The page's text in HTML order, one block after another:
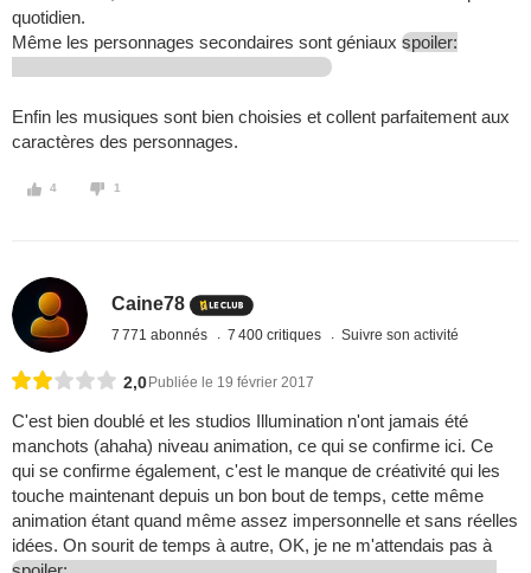
quotidien.
Même les personnages secondaires sont géniaux spoiler:
Enfin les musiques sont bien choisies et collent parfaitement aux
caractères des personnages.
4 1
Caine78
7 771 abonnés 7 400 critiques Suivre son activité
2,0 Publiée le 19 février 2017
C'est bien doublé et les studios Illumination n'ont jamais été
manchots (ahaha) niveau animation, ce qui se confirme ici. Ce
qui se confirme également, c'est le manque de créativité qui les
touche maintenant depuis un bon bout de temps, cette même
animation étant quand même assez impersonnelle et sans réelles
idées. On sourit de temps à autre, OK, je ne m'attendais pas à